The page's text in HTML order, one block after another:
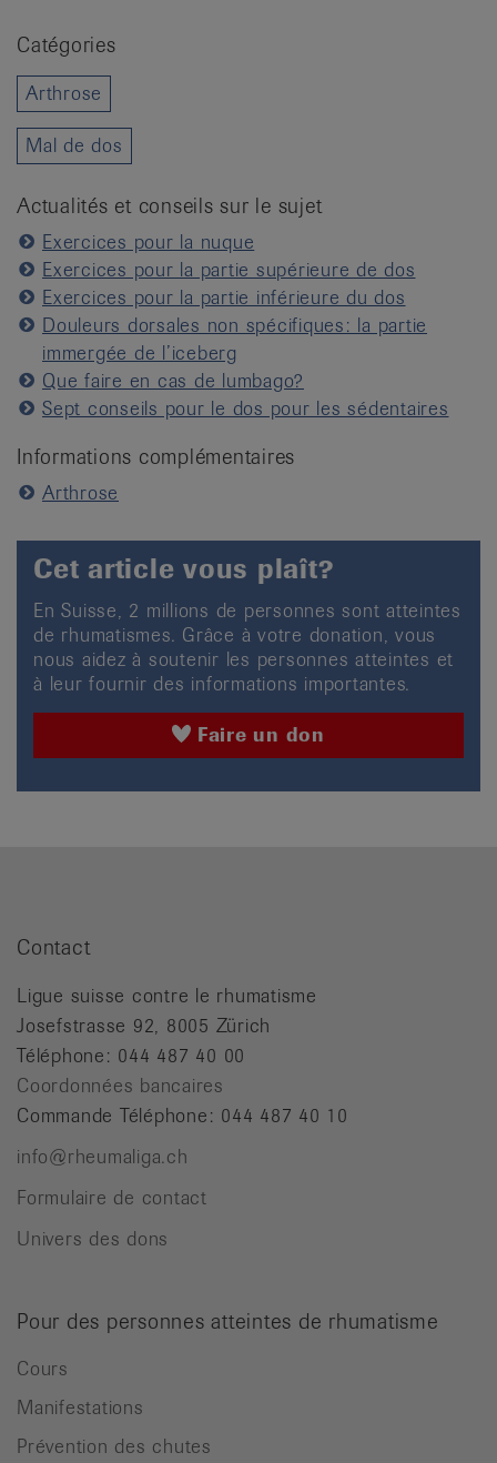
Catégories
Arthrose
Mal de dos
Actualités et conseils sur le sujet
Exercices pour la nuque
Exercices pour la partie supérieure de dos
Exercices pour la partie inférieure du dos
Douleurs dorsales non spécifiques: la partie
immergée de l’iceberg
Que faire en cas de lumbago?
Sept conseils pour le dos pour les sédentaires
Informations complémentaires
Arthrose
Cet article vous plaît?
En Suisse, 2 millions de personnes sont atteintes
de rhumatismes. Grâce à votre donation, vous
nous aidez à soutenir les personnes atteintes et
à leur fournir des informations importantes.
Faire un don
Contact
Ligue suisse contre le rhumatisme
Josefstrasse 92, 8005 Zürich
Téléphone: 044 487 40 00
Coordonnées bancaires
Commande Téléphone: 044 487 40 10
info@rheumaliga.ch
Formulaire de contact
Univers des dons
Pour des personnes atteintes de rhumatisme
Cours
Manifestations
Prévention des chutes